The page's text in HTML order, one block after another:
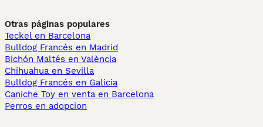
Otras páginas populares
Teckel en Barcelona
Bulldog Francés en Madrid
Bichón Maltés en València
Chihuahua en Sevilla
Bulldog Francés en Galicia
Caniche Toy en venta en Barcelona
Perros en adopcion